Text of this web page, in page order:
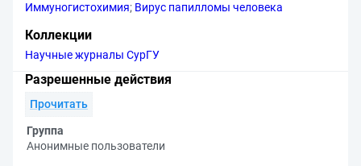
Иммуногистохимия; Вирус папилломы человека
Коллекции
Научные журналы СурГУ
Разрешенные действия
Прочитать
Группа
Анонимные пользователи